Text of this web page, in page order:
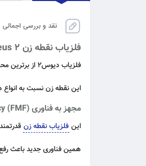
نقد و بررسی اجمالی
فلزیاب نقطه زن 2 XP Deus دئوس۲
فلزیاب دیوس۲ از برترین محصولات جدید شرکت ایکس پی فرانسه است.
این نقطه زن نسبت به انواع
مجهز به فناوری Fast and simultaneous Multi Frequency (FMF)
این فلزیاب نقطه زن
همین فناوری جدید باعث